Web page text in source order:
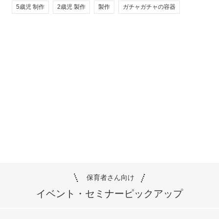
5歳児 制作 2歳児 製作 製作 ガチャガチャの容器
保育者さん向け
イベント・セミナーピックアップ